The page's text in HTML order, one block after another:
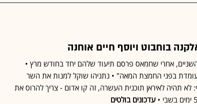
בוחבוט ויוסף חיים אוחנה
אחרי שחמאס פרסם תיעוד שלהם יחד בחודש מרץ •
בפני החמצת המאה" • נתניהו שוקל למנות את השר
לא תהיה לאיראן תוכנית העשרה, זה קו אדום - צריך להרוס את
עדכונים בולטים